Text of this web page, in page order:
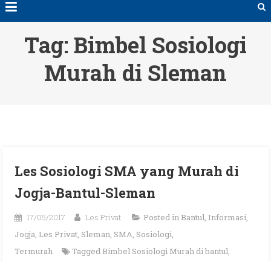
Tag: Bimbel Sosiologi
Murah di Sleman
Les Sosiologi SMA yang Murah di
Jogja-Bantul-Sleman
17/05/2017 Les Privat Posted in Bantul, Informasi,
Jogja, Les Privat, Sleman, SMA, Sosiologi,
Termurah
Tagged Bimbel Sosiologi Murah di bantul,